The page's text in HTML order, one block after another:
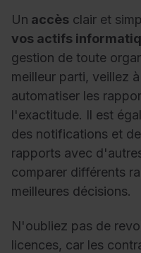
Un accès clair et
vos actifs
gestion de toute
meilleur parti, veillez
automatiser les
l'exactitude. Il est
des notifications et
rapports avec
comparer différents
meilleures décisions.
N'oubliez pas de
licences, car les